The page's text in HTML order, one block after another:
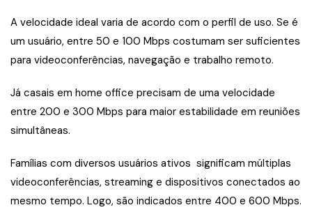
A velocidade ideal varia de acordo com o perfil de uso. Se é
um usuário, entre 50 e 100 Mbps costumam ser suficientes
para videoconferências, navegação e trabalho remoto.
Já casais em home office precisam de uma velocidade
entre 200 e 300 Mbps para maior estabilidade em reuniões
simultâneas.
Famílias com diversos usuários ativos significam múltiplas
videoconferências, streaming e dispositivos conectados ao
mesmo tempo. Logo, são indicados entre 400 e 600 Mbps.